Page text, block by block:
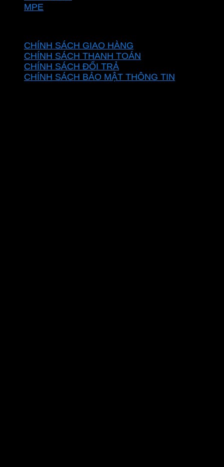
MPE
CHÍNH SÁCH GIAO HÀNG
CHÍNH SÁCH THANH TOÁN
CHÍNH SÁCH ĐỔI TRẢ
CHÍNH SÁCH BẢO MẬT THÔNG TIN